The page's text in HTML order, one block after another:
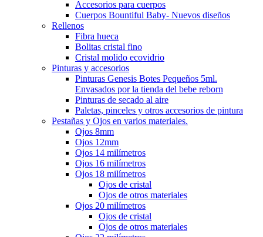
Accesorios para cuerpos
Cuerpos Bountiful Baby- Nuevos diseños
Rellenos
Fibra hueca
Bolitas cristal fino
Cristal molido ecovidrio
Pinturas y accesorios
Pinturas Genesis Botes Pequeños 5ml.
Envasados por la tienda del bebe reborn
Pinturas de secado al aire
Paletas, pinceles y otros accesorios de pintura
Pestañas y Ojos en varios materiales.
Ojos 8mm
Ojos 12mm
Ojos 14 milímetros
Ojos 16 milímetros
Ojos 18 milímetros
Ojos de cristal
Ojos de otros materiales
Ojos 20 milímetros
Ojos de cristal
Ojos de otros materiales